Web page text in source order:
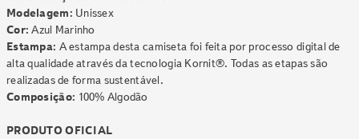
Modelagem: Unissex
Cor: Azul Marinho
Estampa: A estampa desta camiseta foi feita por processo digital de
alta qualidade através da tecnologia Kornit®. Todas as etapas são
realizadas de forma sustentável.
Composição: 100% Algodão
PRODUTO OFICIAL